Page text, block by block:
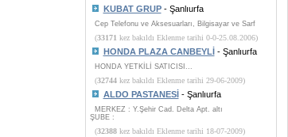
KUBAT GRUP- Şanlıurfa
Cep Telefonu ve Aksesuarları, Bilgisayar ve Sarf
(33171 kez bakıldı Eklenme tarihi 0-0-25.08.2006)
HONDA PLAZA CANBEYLİ- Şanlıurfa
HONDA YETKİLİ SATICISI...
(32744kez bakıldı Eklenme tarihi 29-06-2009)
ALDO PASTANESİ- Şanlıurfa
MERKEZ : Y.Şehir Cad. Delta Apt. altı
ŞUBE :
(32388kez bakıldı Eklenme tarihi 18-07-2009)